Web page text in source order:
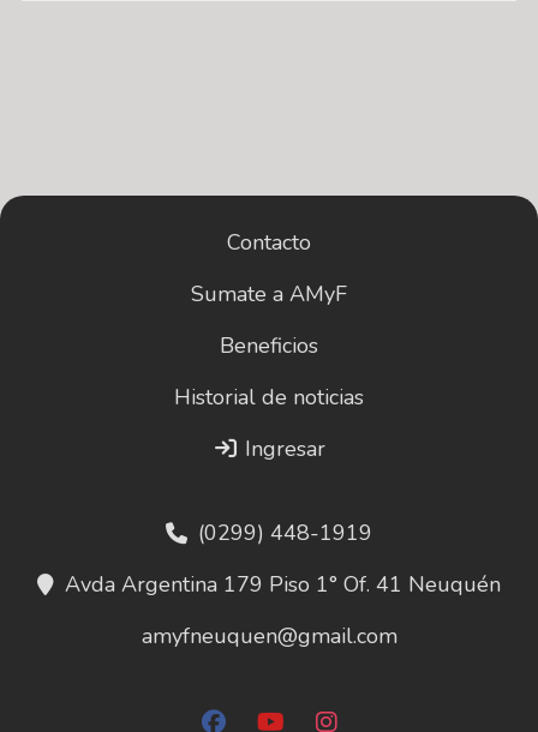
Contacto
Sumate a AMyF
Beneficios
Historial de noticias
Ingresar
(0299) 448-1919
Avda Argentina 179 Piso 1° Of. 41 Neuquén
amyfneuquen@gmail.com